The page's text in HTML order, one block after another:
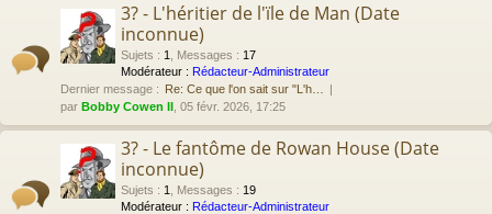
3? - L'héritier de l'ïle de Man (Date
inconnue)
Sujets : 1 Messages : 17
Modérateur : Rédacteur-Administrateur
Dernier message : Re: Ce que l'on sait sur "L'h…
par Bobby Cowen II , 05 févr. 2026, 17:25
3? - Le fantôme de Rowan House (Date
inconnue)
Sujets : 1 Messages : 19
Modérateur : Rédacteur-Administrateur